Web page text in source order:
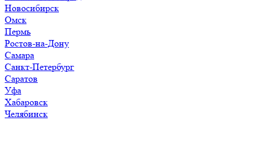
Новосибирск
Омск
Пермь
Ростов-на-Дону
Самара
Санкт-Петербург
Саратов
Уфа
Хабаровск
Челябинск